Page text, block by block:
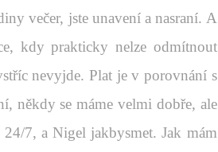
večer, jste unavení a nasraní. A
kdy prakticky nelze odmítnout
nevyjde. Plat je v porovnání s
někdy se máme velmi dobře, ale
7, a Nigel jakbysmet. Jak mám